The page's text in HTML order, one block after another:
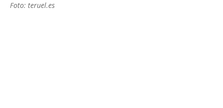
Foto: teruel.es